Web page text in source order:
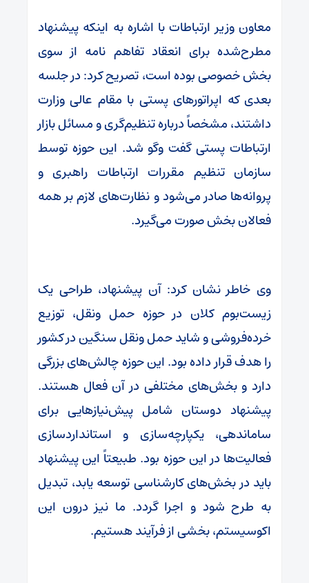
معاون وزیر ارتباطات با اشاره به اینکه پیشنهاد
مطرح‌شده برای انعقاد تفاهم نامه از سوی
بخش خصوصی بوده است، تصریح کرد: در جلسه
بعدی که اپراتورهای پستی با مقام عالی وزارت
داشتند، مشخصاً درباره تنظیم‌گری و مسائل بازار
ارتباطات پستی گفت وگو شد. این حوزه توسط
سازمان تنظیم مقررات ارتباطات راهبری و
پروانه‌ها صادر می‌شود و نظارت‌های لازم بر همه
فعالان بخش صورت می‌گیرد.
وی خاطر نشان کرد: آن پیشنهاد، طراحی یک
زیست‌بوم کلان در حوزه حمل‌ ونقل، توزیع
خرده‌فروشی و شاید حمل‌ ونقل سنگین در کشور
را هدف قرار داده بود. این حوزه چالش‌های بزرگی
دارد و بخش‌های مختلفی در آن فعال هستند.
پیشنهاد دوستان شامل پیش‌نیازهایی برای
ساماندهی، یکپارچه‌سازی و استانداردسازی
فعالیت‌ها در این حوزه بود. طبیعتاً این پیشنهاد
باید در بخش‌های کارشناسی توسعه یابد، تبدیل
به طرح شود و اجرا گردد. ما نیز درون این
اکوسیستم، بخشی از فرآیند هستیم.